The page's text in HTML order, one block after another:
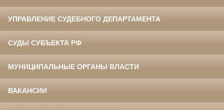
УПРАВЛЕНИЕ СУДЕБНОГО ДЕПАРТАМЕНТА
СУДЫ СУБЪЕКТА РФ
МУНИЦИПАЛЬНЫЕ ОРГАНЫ ВЛАСТИ
ВАКАНСИИ